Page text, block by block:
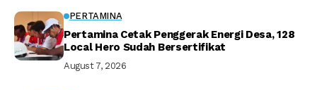
PERTAMINA
Pertamina Cetak Penggerak Energi Desa, 128
Local Hero Sudah Bersertifikat
August 7, 2026